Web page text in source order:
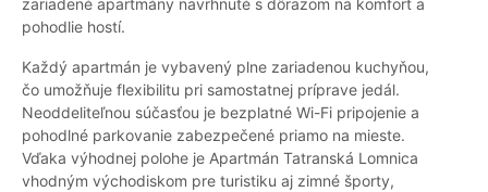
zariadené apartmány navrhnuté s dôrazom na komfort a
pohodlie hostí.
Každý apartmán je vybavený plne zariadenou kuchyňou,
čo umožňuje flexibilitu pri samostatnej príprave jedál.
Neoddeliteľnou súčasťou je bezplatné Wi-Fi pripojenie a
pohodlné parkovanie zabezpečené priamo na mieste.
Vďaka výhodnej polohe je Apartmán Tatranská Lomnica
vhodným východiskom pre turistiku aj zimné športy,